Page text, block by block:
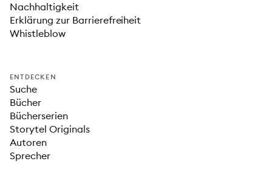
Nachhaltigkeit
Erklärung zur Barrierefreiheit
Whistleblow
ENTDECKEN
Suche
Bücher
Bücherserien
Storytel Originals
Autoren
Sprecher